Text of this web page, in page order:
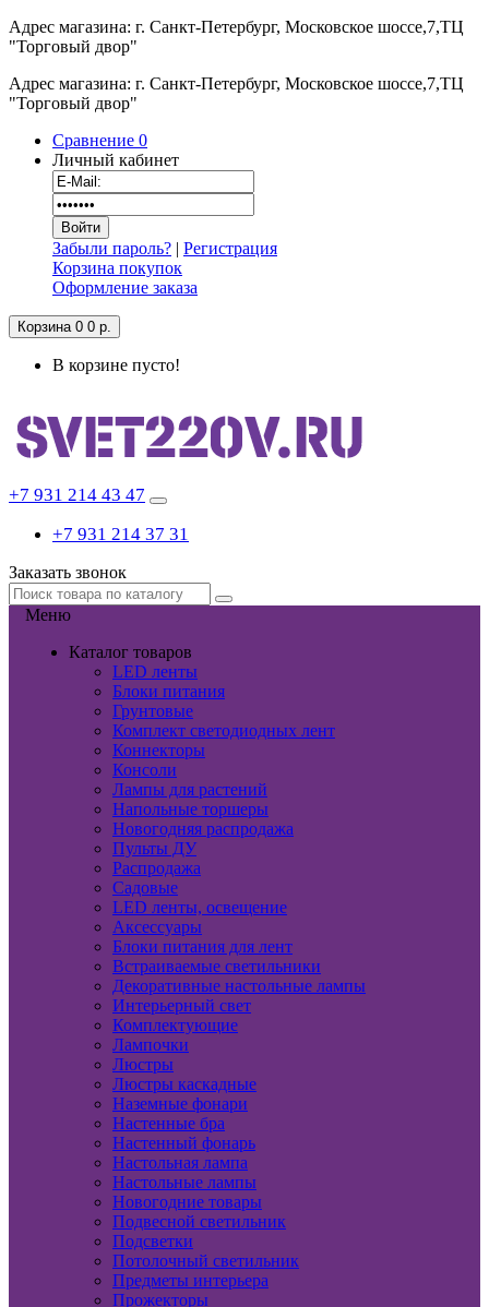
Адрес магазина: г. Санкт-Петербург, Московское шоссе,7,ТЦ
"Торговый двор"
Адрес магазина: г. Санкт-Петербург, Московское шоссе,7,ТЦ
"Торговый двор"
Сравнение 0
Личный кабинет
Забыли пароль? | Регистрация
Корзина покупок
Оформление заказа
Корзина 0 0 р.
В корзине пусто!
+7 931 214 43 47
+7 931 214 37 31
Заказать звонок
Меню
Каталог товаров
LED ленты
Блоки питания
Грунтовые
Комплект светодиодных лент
Коннекторы
Консоли
Лампы для растений
Напольные торшеры
Новогодняя распродажа
Пульты ДУ
Распродажа
Садовые
LED ленты, освещение
Аксессуары
Блоки питания для лент
Встраиваемые светильники
Декоративные настольные лампы
Интерьерный свет
Комплектующие
Лампочки
Люстры
Люстры каскадные
Наземные фонари
Настенные бра
Настенный фонарь
Настольная лампа
Настольные лампы
Новогодние товары
Подвесной светильник
Подсветки
Потолочный светильник
Предметы интерьера
Прожекторы